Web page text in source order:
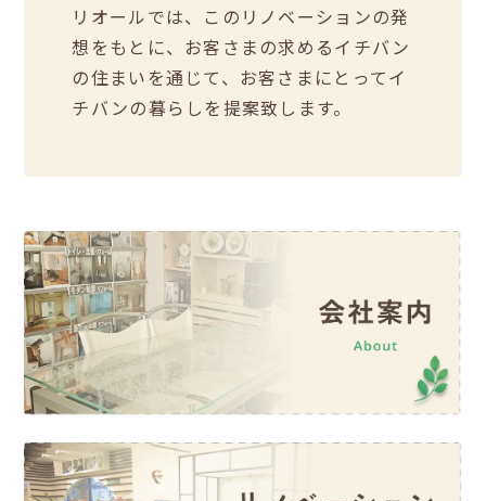
リオールでは、このリノベーションの発
想をもとに、お客さまの求めるイチバン
の住まいを通じて、お客さまにとってイ
チバンの暮らしを提案致します。